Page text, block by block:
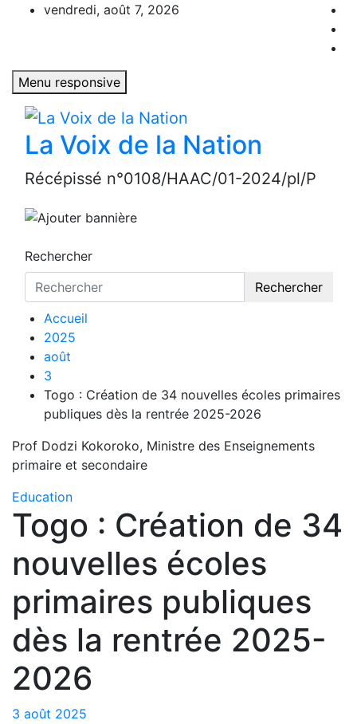
vendredi, août 7, 2026
Menu responsive
La Voix de la Nation
Récépissé n°0108/HAAC/01-2024/pl/P
Rechercher
Rechercher
Accueil
2025
août
3
Togo : Création de 34 nouvelles écoles primaires
publiques dès la rentrée 2025-2026
Prof Dodzi Kokoroko, Ministre des Enseignements
primaire et secondaire
Education
Togo : Création de 34
nouvelles écoles
primaires publiques
dès la rentrée 2025-
2026
3 août 2025